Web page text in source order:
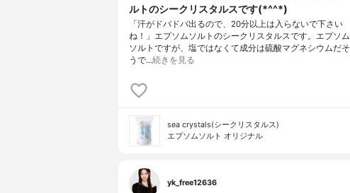
ルトのシークリスタルスです(*^^*)
「汗がドバドバ出るので、20分以上は入らないで下さい
ね！」エプソムソルトのシークリスタルスです。エプソム
ソルトですが、塩ではなくて成分は硫酸マグネシウムだそ
うで…続きを見る
sea crystals(シークリスタルス)
エプソムソルト オリジナル
yk_free12636